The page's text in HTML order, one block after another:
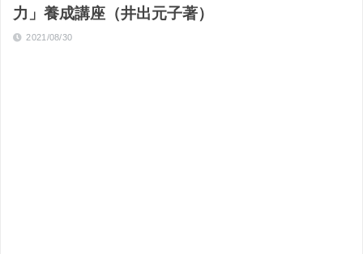
力」養成講座（井出元子著）
2021/08/30